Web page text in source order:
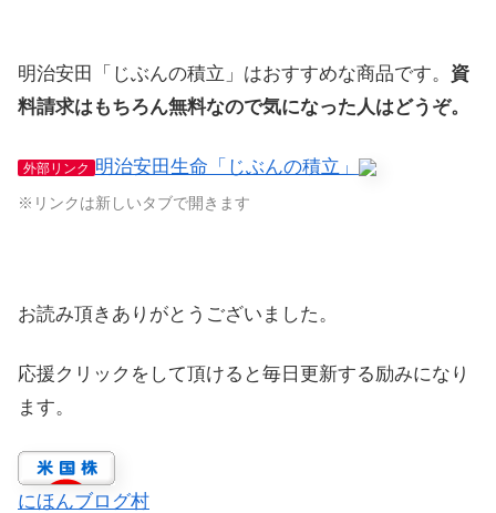
明治安田「じぶんの積立」はおすすめな商品です。 資
料請求はもちろん無料なので気になった人はどうぞ。
外部リンク 明治安田生命「じぶんの積立」
※リンクは新しいタブで開きます
お読み頂きありがとうございました。
応援クリックをして頂けると毎日更新する励みになり
ます。
にほんブログ村